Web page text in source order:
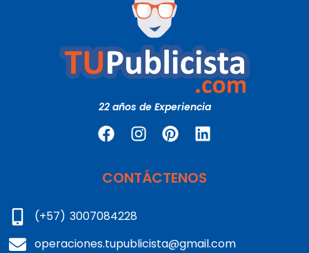
22 años de Experiencia
CONTÁCTENOS
(+57) 3007084228
operaciones.tupublicista@gmail.com